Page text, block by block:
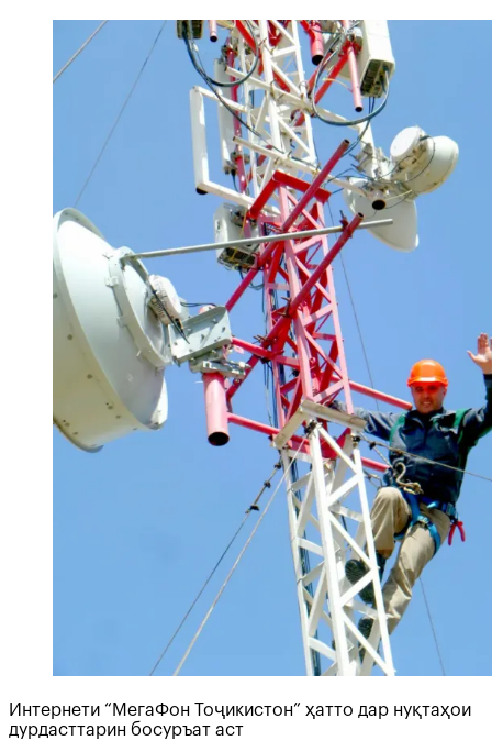
Интернети “МегаФон Тоҷикистон” ҳатто дар нуқтаҳои
дурдасттарин босуръат аст